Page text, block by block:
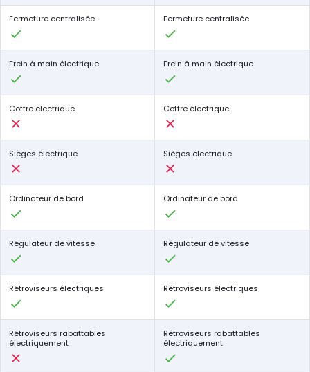
Fermeture centralisée Fermeture centralisée
Frein à main électrique Frein à main électrique
Coffre électrique Coffre électrique
Sièges électrique Sièges électrique
Ordinateur de bord Ordinateur de bord
Régulateur de vitesse Régulateur de vitesse
Rétroviseurs électriques Rétroviseurs électriques
Rétroviseurs rabattables
électriquement
Rétroviseurs rabattables
électriquement